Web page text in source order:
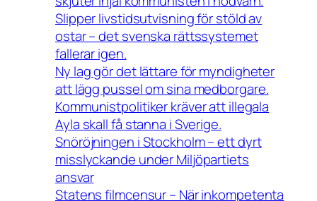
Slipper livstidsutvisning för stöld av
ostar – det svenska rättssystemet
fallerar igen.
Ny lag gör det lättare för myndigheter
att lägg pussel om sina medborgare.
Kommunistpolitiker kräver att illegala
Ayla skall få stanna i Sverige.
Snöröjningen i Stockholm – ett dyrt
misslyckande under Miljöpartiets
ansvar
Statens filmcensur – När inkompetenta